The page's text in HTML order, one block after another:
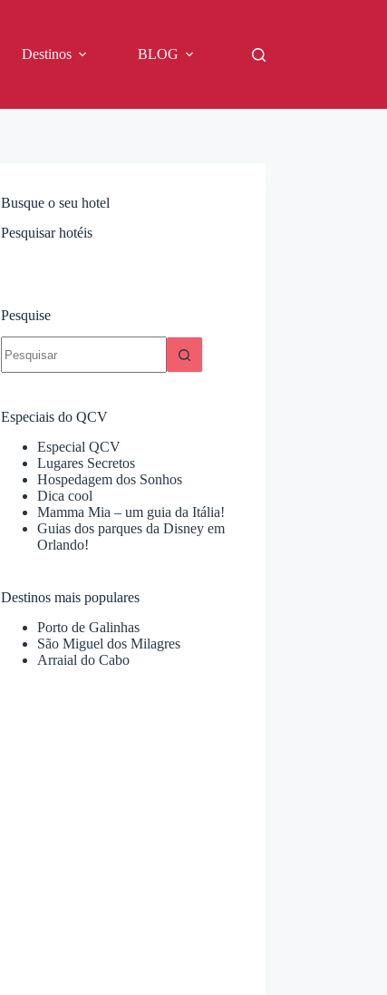
Destinos BLOG
Busque o seu hotel
Pesquisar hotéis
Pesquise
resultados
Especiais do QCV
Especial QCV
Lugares Secretos
Hospedagem dos Sonhos
Dica cool
Mamma Mia – um guia da Itália!
Guias dos parques da Disney em
Orlando!
Destinos mais populares
Porto de Galinhas
São Miguel dos Milagres
Arraial do Cabo